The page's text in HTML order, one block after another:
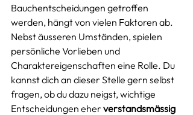
Bauchentscheidungen getroffen
werden, hängt von vielen Faktoren ab.
Nebst äusseren Umständen, spielen
persönliche Vorlieben und
Charaktereigenschaften eine Rolle. Du
kannst dich an dieser Stelle gern selbst
fragen, ob du dazu neigst, wichtige
Entscheidungen eher verstandsmässig